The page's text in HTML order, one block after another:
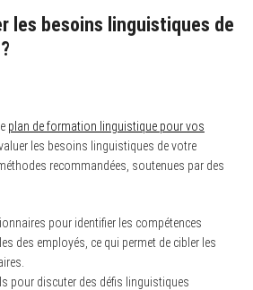
les besoins linguistiques de
plan de formation linguistique pour vos
les besoins linguistiques de votre
recommandées, soutenues par des
pour identifier les compétences
des employés, ce qui permet de cibler les
pour discuter des défis linguistiques